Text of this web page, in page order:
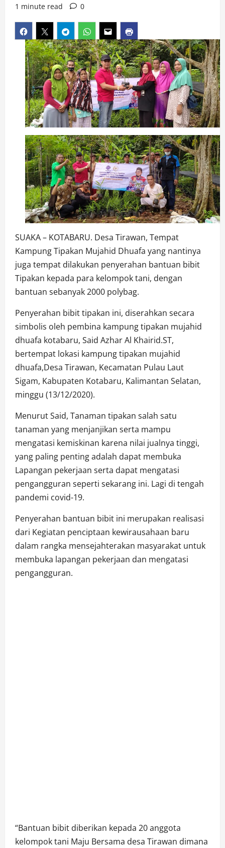
1 minute read
0
SUAKA – KOTABARU. Desa Tirawan, Tempat
Kampung Tipakan Mujahid Dhuafa yang nantinya
juga tempat dilakukan penyerahan bantuan bibit
Tipakan kepada para kelompok tani, dengan
bantuan sebanyak 2000 polybag.
Penyerahan bibit tipakan ini, diserahkan secara
simbolis oleh pembina kampung tipakan mujahid
dhuafa kotabaru, Said Azhar Al Khairid.ST,
bertempat lokasi kampung tipakan mujahid
dhuafa,Desa Tirawan, Kecamatan Pulau Laut
Sigam, Kabupaten Kotabaru, Kalimantan Selatan,
minggu (13/12/2020).
Menurut Said, Tanaman tipakan salah satu
tanaman yang menjanjikan serta mampu
mengatasi kemiskinan karena nilai jualnya tinggi,
yang paling penting adalah dapat membuka
Lapangan pekerjaan serta dapat mengatasi
pengangguran seperti sekarang ini. Lagi di tengah
pandemi covid-19.
Penyerahan bantuan bibit ini merupakan realisasi
dari Kegiatan penciptaan kewirausahaan baru
dalam rangka mensejahterakan masyarakat untuk
membuka lapangan pekerjaan dan mengatasi
pengangguran.
“Bantuan bibit diberikan kepada 20 anggota
kelompok tani Maju Bersama desa Tirawan dimana